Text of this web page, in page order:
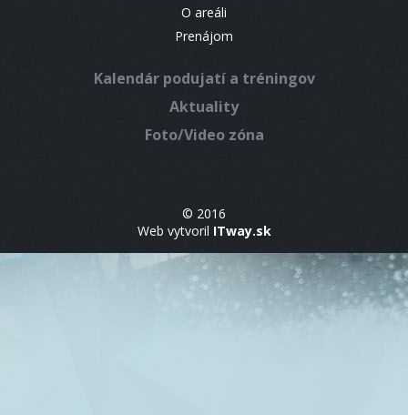
O areáli
Prenájom
Kalendár podujatí a tréningov
Aktuality
Foto/Video zóna
© 2016
Web vytvoril ITway.sk